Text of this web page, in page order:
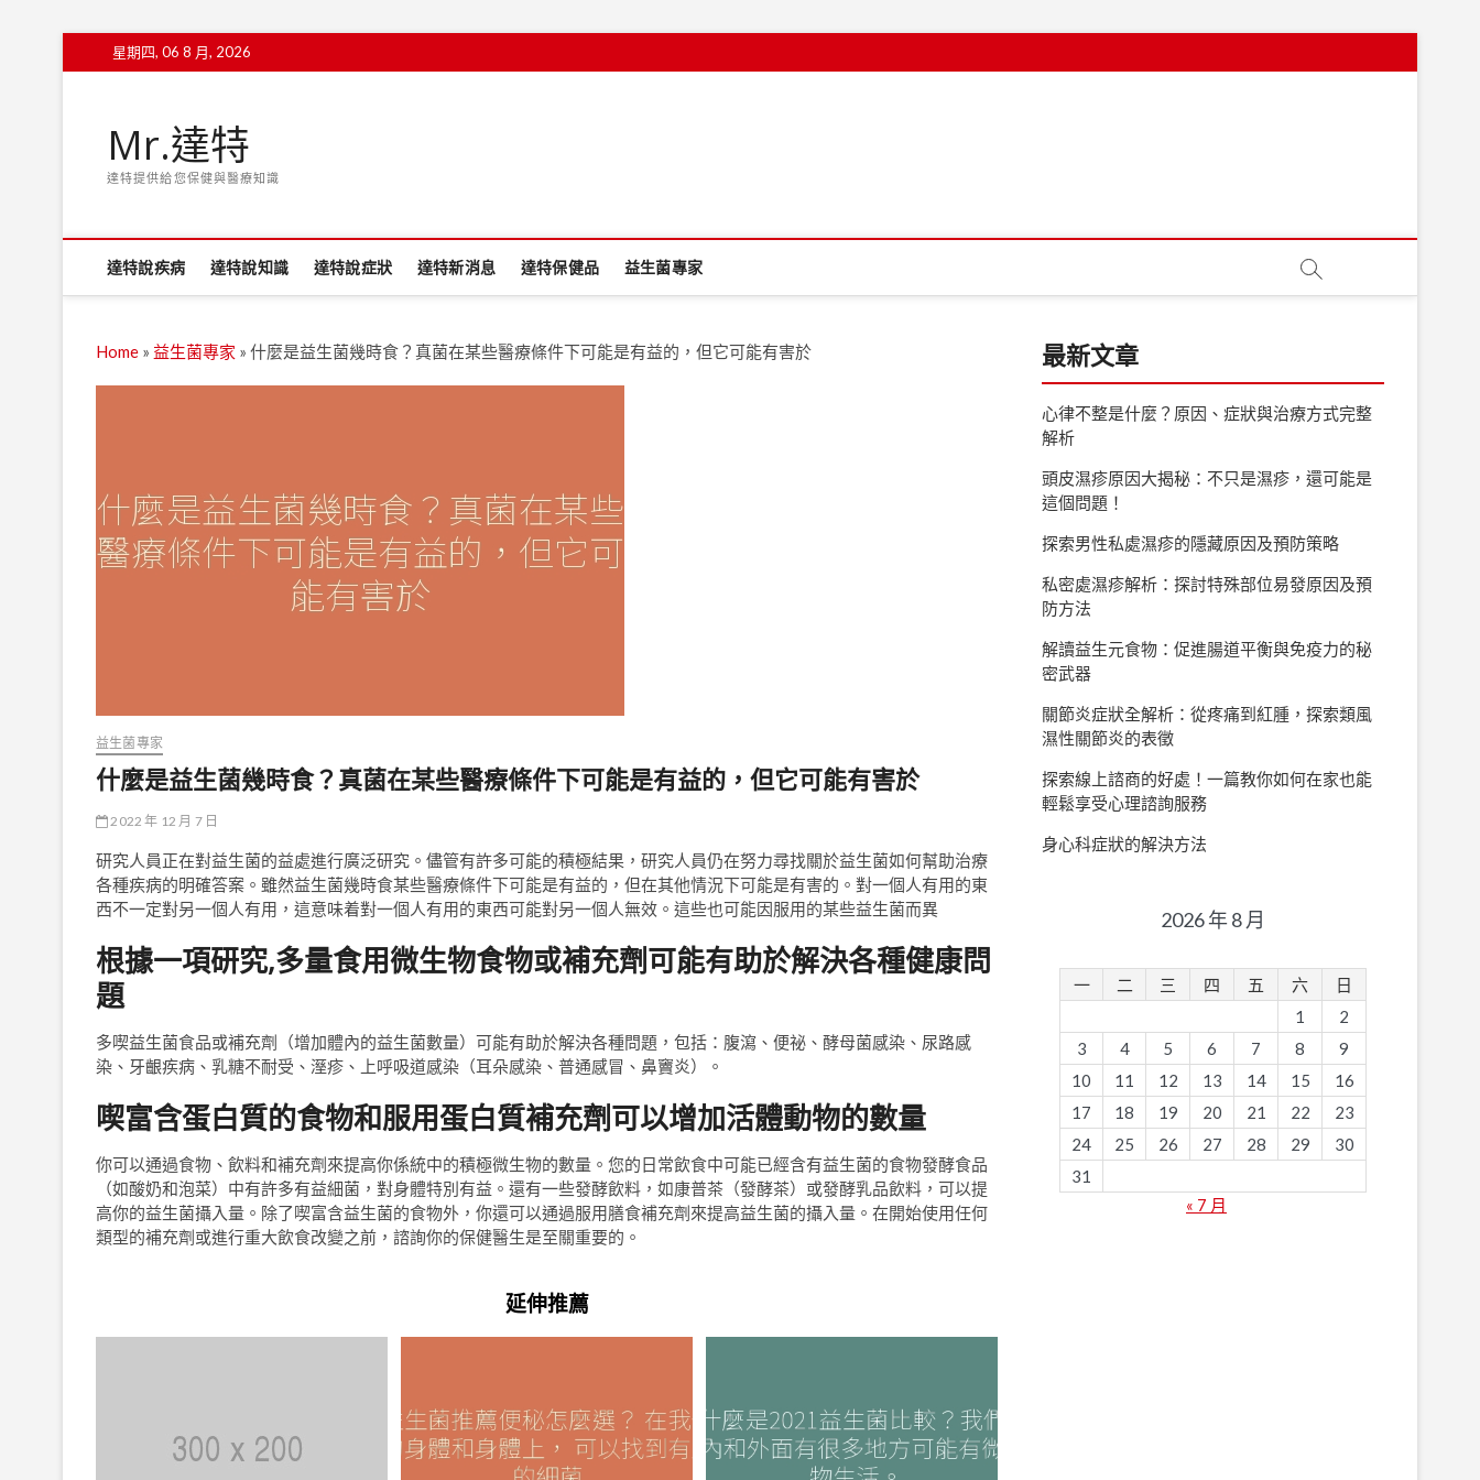
to
星期四, 06 8 月, 2026
Mr.達特
達特提供給您保健與醫療知識
達特說疾病 達特說知識 達特說症狀 達特新消息 達特保健品 益生菌專家
Home » 益生菌專家 » 什麼是益生菌幾時食？真菌在某些醫療條件下可能是有益的，但它可能有害於
益生菌專家
什麼是益生菌幾時食？真菌在某些醫療條件下可能是有益的，但它可能有害於
2022 年 12 月 7 日
研究人員正在對益生菌的益處進行廣泛研究。儘管有許多可能的積極結果，研究人員仍在努力尋找關於益生菌如何幫助治療
各種疾病的明確答案。雖然益生菌幾時食某些醫療條件下可能是有益的，但在其他情況下可能是有害的。對一個人有用的東
西不一定對另一個人有用，這意味着對一個人有用的東西可能對另一個人無效。這些也可能因服用的某些益生菌而異
根據一項研究,多量食用微生物食物或補充劑可能有助於解決各種健康問
題
多喫益生菌食品或補充劑（增加體內的益生菌數量）可能有助於解決各種問題，包括：腹瀉、便祕、酵母菌感染、尿路感
染、牙齦疾病、乳糖不耐受、溼疹、上呼吸道感染（耳朵感染、普通感冒、鼻竇炎）。
喫富含蛋白質的食物和服用蛋白質補充劑可以增加活體動物的數量
你可以通過食物、飲料和補充劑來提高你係統中的積極微生物的數量。您的日常飲食中可能已經含有益生菌的食物發酵食品
（如酸奶和泡菜）中有許多有益細菌，對身體特別有益。還有一些發酵飲料，如康普茶（發酵茶）或發酵乳品飲料，可以提
高你的益生菌攝入量。除了喫富含益生菌的食物外，你還可以通過服用膳食補充劑來提高益生菌的攝入量。在開始使用任何
類型的補充劑或進行重大飲食改變之前，諮詢你的保健醫生是至關重要的。
延伸推薦
最新文章
心律不整是什麼？原因、症狀與治療方式完整
解析
頭皮濕疹原因大揭秘：不只是濕疹，還可能是
這個問題！
探索男性私處濕疹的隱藏原因及預防策略
私密處濕疹解析：探討特殊部位易發原因及預
防方法
解讀益生元食物：促進腸道平衡與免疫力的秘
密武器
關節炎症狀全解析：從疼痛到紅腫，探索類風
濕性關節炎的表徵
探索線上諮商的好處！一篇教你如何在家也能
輕鬆享受心理諮詢服務
身心科症狀的解決方法
2026 年 8 月
一 二 三 四 五 六
日
1
2
3
4 5 6 7 8
9
10
11 12 13 14 15
16
17
18 19 20 21 22
23
24
25 26 27 28 29
30
31
« 7 月